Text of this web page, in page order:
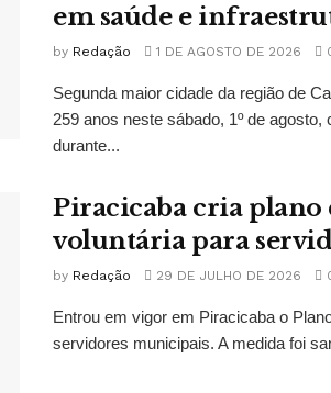
em saúde e
by Redação 1 DE AGOSTO DE 2026
Segunda maior cidade da região de
259 anos neste sábado, 1º de
durante...
Piracicaba cria plano
voluntária para
by Redação 29 DE JULHO DE 2026
Entrou em vigor em Piracicaba o
servidores municipais. A medida foi